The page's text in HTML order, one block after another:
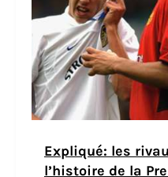
Expliqué: les
l’histoire de la